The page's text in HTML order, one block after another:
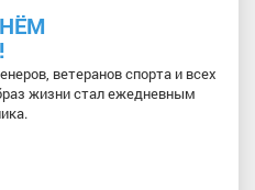
ветеранов спорта и всех
жизни стал ежедневным